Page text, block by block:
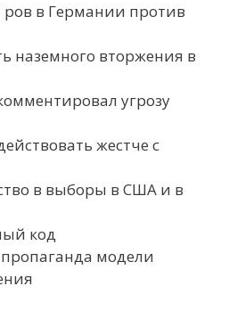
ров в Германии против
наземного вторжения в
угрозу
жестче с
в выборы в США и в
код
модели